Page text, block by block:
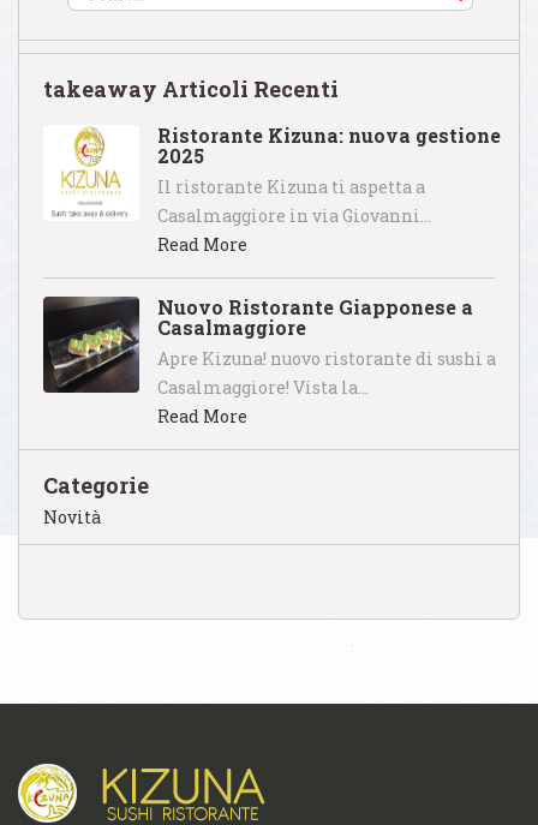
takeaway Articoli Recenti
Ristorante Kizuna: nuova gestione
2025
Il ristorante Kizuna ti aspetta a
Casalmaggiore in via Giovanni…
Read More
Nuovo Ristorante Giapponese a
Casalmaggiore
Apre Kizuna! nuovo ristorante di sushi a
Casalmaggiore! Vista la…
Read More
Categorie
Novità